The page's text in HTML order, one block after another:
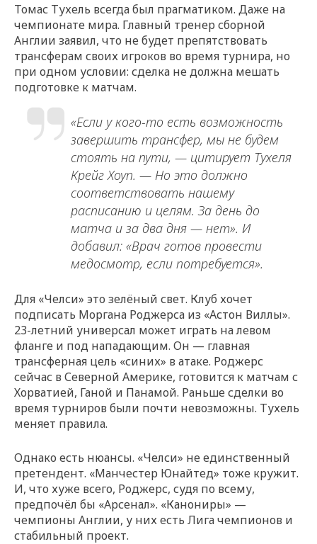
Томас Тухель всегда был прагматиком. Даже на
чемпионате мира. Главный тренер сборной
Англии заявил, что не будет препятствовать
трансферам своих игроков во время турнира, но
при одном условии: сделка не должна мешать
подготовке к матчам.
«Если у кого-то есть возможность
завершить трансфер, мы не будем
стоять на пути, — цитирует Тухеля
Крейг Хоуп. — Но это должно
соответствовать нашему
расписанию и целям. За день до
матча и за два дня — нет». И
добавил: «Врач готов провести
медосмотр, если потребуется».
Для «Челси» это зелёный свет. Клуб хочет
подписать Моргана Роджерса из «Астон Виллы».
23-летний универсал может играть на левом
фланге и под нападающим. Он — главная
трансферная цель «синих» в атаке. Роджерс
сейчас в Северной Америке, готовится к матчам с
Хорватией, Ганой и Панамой. Раньше сделки во
время турниров были почти невозможны. Тухель
меняет правила.
Однако есть нюансы. «Челси» не единственный
претендент. «Манчестер Юнайтед» тоже кружит.
И, что хуже всего, Роджерс, судя по всему,
предпочёл бы «Арсенал». «Канониры» —
чемпионы Англии, у них есть Лига чемпионов и
стабильный проект.